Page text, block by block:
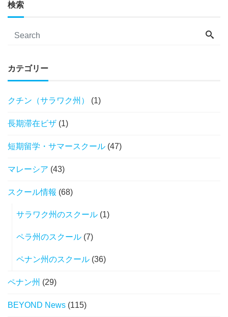
検索
カテゴリー
クチン（サラワク州） (1)
長期滞在ビザ (1)
短期留学・サマースクール (47)
マレーシア (43)
スクール情報 (68)
サラワク州のスクール (1)
ペラ州のスクール (7)
ペナン州のスクール (36)
ペナン州 (29)
BEYOND News (115)